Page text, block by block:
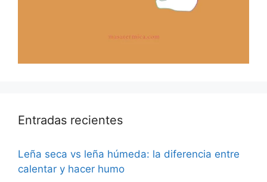
Entradas recientes
Leña seca vs leña húmeda: la diferencia entre
calentar y hacer humo